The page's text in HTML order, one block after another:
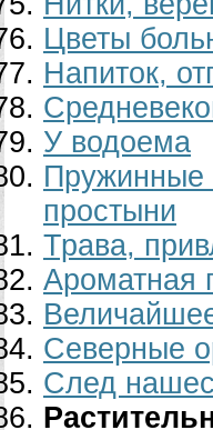
Цветы
Напиток,
У водоема
простыни
Трава,
Ароматная
Северные
След